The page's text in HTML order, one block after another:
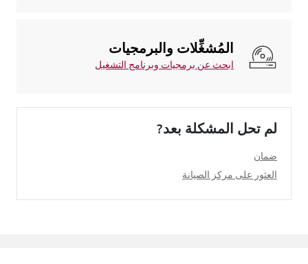
المُشغِّلات والبرمجيات
ابحث عن برمجيات وبرنامج التشغيل
لم تحل المشكلة بعد?
ضمان
العثور على مركز الصيانة